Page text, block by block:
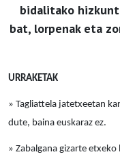
bidalitako
bat, lorpenak eta
URRAKETAK
» Tagliattela jatetxeetan
dute, baina euskaraz ez.
» Zabalgana gizarte